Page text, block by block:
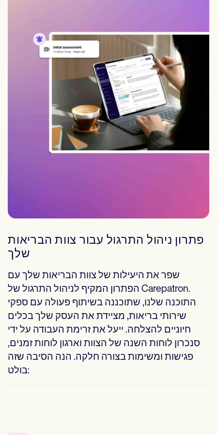
פתרון ניהול התרגול עבור צוות הבריאות
שלך
שפר את היעילות של צוות הבריאות שלך עם
הפתרון המקיף לניהול התרגול של Carepatron.
התוכנה שלנו, שתוכננה בשיתוף פעולה עם ספקי
שירותי בריאות, מציידת את העסק שלך בכלים
חיוניים להצלחה. ייעל את זרימת העבודה על ידי
סנכרון לוחות השנה של הצוות וארגון לוחות זמנים,
פגישות ומשימות בצורה חלקה. הנה הסיבה שזה
בולט: